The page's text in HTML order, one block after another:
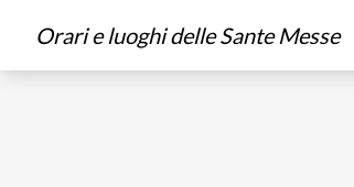
Orari e luoghi delle Sante Messe